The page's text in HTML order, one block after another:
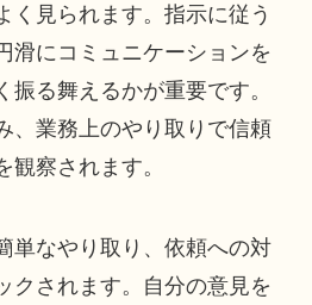
く見られます。指示に従う
滑にコミュニケーションを
振る舞えるかが重要です。
、業務上のやり取りで信頼
観察されます。
単なやり取り、依頼への対
クされます。自分の意見を